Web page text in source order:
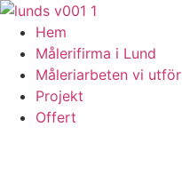
Skip
content
Hem
Målerifirma i Lund
Måleriarbeten vi utför
Projekt
Offert